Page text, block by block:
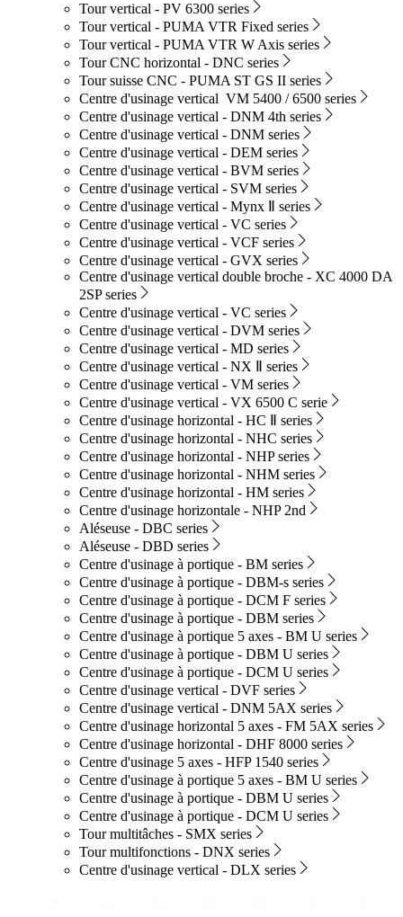
Tour vertical - PV 6300 series
Tour vertical - PUMA VTR Fixed series
Tour vertical - PUMA VTR W Axis series
Tour CNC horizontal - DNC series
Tour suisse CNC - PUMA ST GS II series
Centre d'usinage vertical VM 5400 / 6500 series
Centre d'usinage vertical - DNM 4th series
Centre d'usinage vertical - DNM series
Centre d'usinage vertical - DEM series
Centre d'usinage vertical - BVM series
Centre d'usinage vertical - SVM series
Centre d'usinage vertical - Mynx Ⅱ series
Centre d'usinage vertical - VC series
Centre d'usinage vertical - VCF series
Centre d'usinage vertical - GVX series
Centre d'usinage vertical double broche - XC 4000 DA
2SP series
Centre d'usinage vertical - VC series
Centre d'usinage vertical - DVM series
Centre d'usinage vertical - MD series
Centre d'usinage vertical - NX Ⅱ series
Centre d'usinage vertical - VM series
Centre d'usinage vertical - VX 6500 C serie
Centre d'usinage horizontal - HC Ⅱ series
Centre d'usinage horizontal - NHC series
Centre d'usinage horizontal - NHP series
Centre d'usinage horizontal - NHM series
Centre d'usinage horizontal - HM series
Centre d'usinage horizontale - NHP 2nd
Aléseuse - DBC series
Aléseuse - DBD series
Centre d'usinage à portique - BM series
Centre d'usinage à portique - DBM-s series
Centre d'usinage à portique - DCM F series
Centre d'usinage à portique - DBM series
Centre d'usinage à portique 5 axes - BM U series
Centre d'usinage à portique - DBM U series
Centre d'usinage à portique - DCM U series
Centre d'usinage vertical - DVF series
Centre d'usinage vertical - DNM 5AX series
Centre d'usinage horizontal 5 axes - FM 5AX series
Centre d'usinage horizontal - DHF 8000 series
Centre d'usinage 5 axes - HFP 1540 series
Centre d'usinage à portique 5 axes - BM U series
Centre d'usinage à portique - DBM U series
Centre d'usinage à portique - DCM U series
Tour multitâches - SMX series
Tour multifonctions - DNX series
Centre d'usinage vertical - DLX series